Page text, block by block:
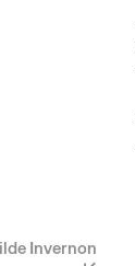
Invernon